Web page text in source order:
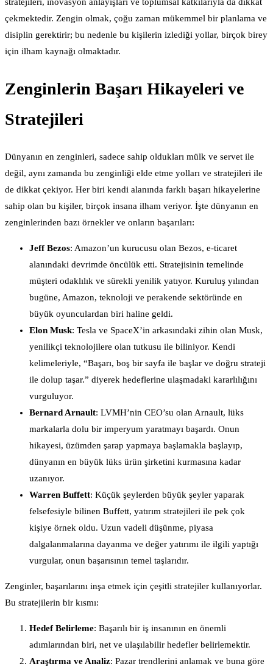
çekmektedir. Zengin olmak, çoğu zaman mükemmel bir planlama ve
disiplin gerektirir; bu nedenle bu kişilerin izlediği yollar, birçok birey
için ilham kaynağı olmaktadır.
Zenginlerin Başarı Hikayeleri ve
Stratejileri
Dünyanın en zenginleri, sadece sahip oldukları mülk ve servet ile
değil, aynı zamanda bu zenginliği elde etme yolları ve stratejileri ile
de dikkat çekiyor. Her biri kendi alanında farklı başarı hikayelerine
sahip olan bu kişiler, birçok insana ilham veriyor. İşte dünyanın en
zenginlerinden bazı örnekler ve onların başarıları:
Jeff Bezos: Amazon’un kurucusu olan Bezos, e-ticaret
alanındaki devrimde öncülük etti. Stratejisinin temelinde
müşteri odaklılık ve sürekli yenilik yatıyor. Kuruluş yılından
bugüne, Amazon, teknoloji ve perakende sektöründe en
büyük oyunculardan biri haline geldi.
Elon Musk: Tesla ve SpaceX’in arkasındaki zihin olan Musk,
yenilikçi teknolojilere olan tutkusu ile biliniyor. Kendi
kelimeleriyle, “Başarı, boş bir sayfa ile başlar ve doğru strateji
ile dolup taşar.” diyerek hedeflerine ulaşmadaki kararlılığını
vurguluyor.
Bernard Arnault: LVMH’nin CEO’su olan Arnault, lüks
markalarla dolu bir imperyum yaratmayı başardı. Onun
hikayesi, üzümden şarap yapmaya başlamakla başlayıp,
dünyanın en büyük lüks ürün şirketini kurmasına kadar
uzanıyor.
Warren Buffett: Küçük şeylerden büyük şeyler yaparak
felsefesiyle bilinen Buffett, yatırım stratejileri ile pek çok
kişiye örnek oldu. Uzun vadeli düşünme, piyasa
dalgalanmalarına dayanma ve değer yatırımı ile ilgili yaptığı
vurgular, onun başarısının temel taşlarıdır.
Zenginler, başarılarını inşa etmek için çeşitli stratejiler kullanıyorlar.
Bu stratejilerin bir kısmı:
Hedef Belirleme: Başarılı bir iş insanının en önemli
adımlarından biri, net ve ulaşılabilir hedefler belirlemektir.
Araştırma ve Analiz: Pazar trendlerini anlamak ve buna göre